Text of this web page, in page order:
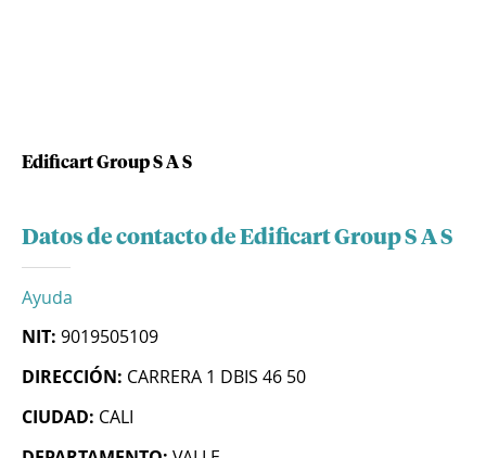
Edificart Group S A S
Datos de contacto de Edificart Group S A S
Ayuda
NIT: 9019505109
DIRECCIÓN: CARRERA 1 DBIS 46 50
CIUDAD: CALI